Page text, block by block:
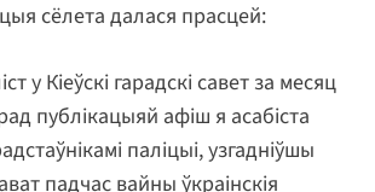
сёлета далася прасцей:
у Кіеўскі гарадскі савет за месяц
публікацыяй афіш я асабіста
паліцыі, узгадніўшы
падчас вайны ўкраінскія